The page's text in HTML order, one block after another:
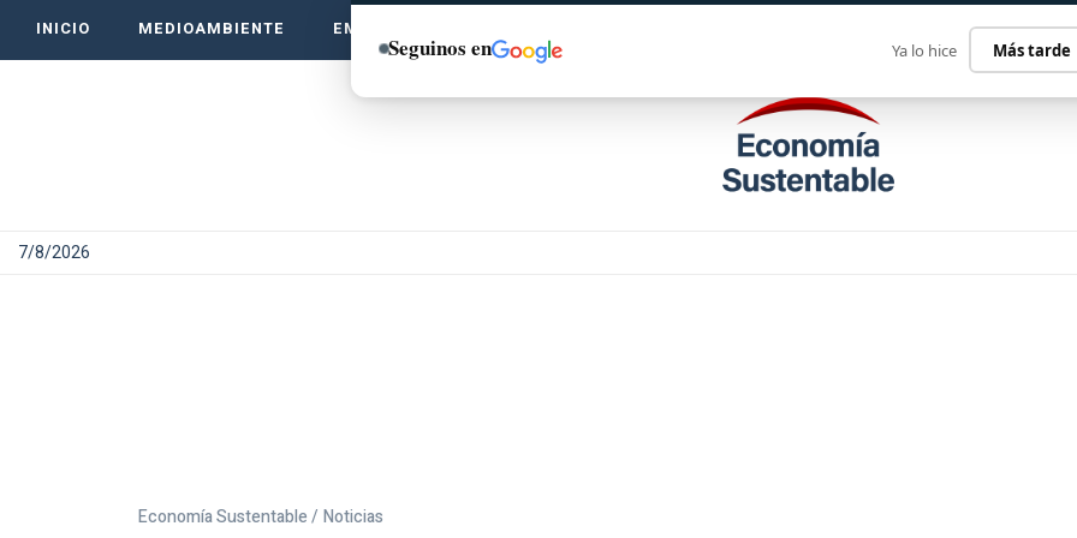
INICIO MEDIOAMBIENTE EMPRENDE VERDE
7/8/2026
Economía Sustentable / Noticias
Seguinos en Ya lo hice Más tarde